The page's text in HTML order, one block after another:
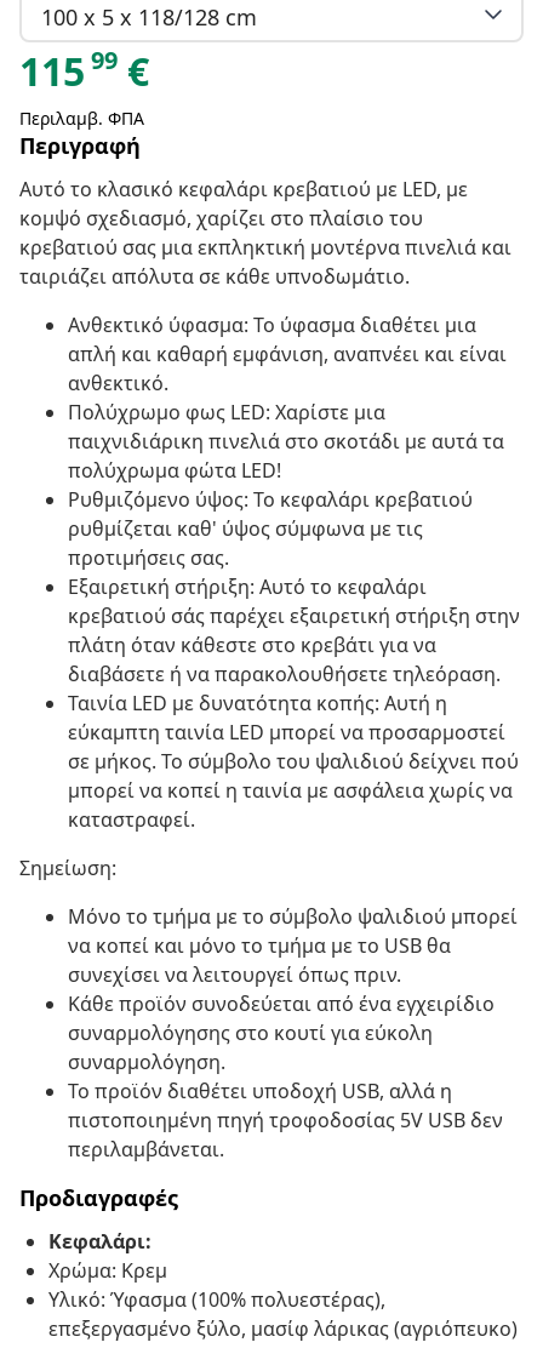
100 x 5 x 118/128 cm
115 99 €
Περιλαμβ. ΦΠΑ
Περιγραφή
Αυτό το κλασικό κεφαλάρι κρεβατιού με LED, με
κομψό σχεδιασμό, χαρίζει στο πλαίσιο του
κρεβατιού σας μια εκπληκτική μοντέρνα πινελιά και
ταιριάζει απόλυτα σε κάθε υπνοδωμάτιο.
Ανθεκτικό ύφασμα: Το ύφασμα διαθέτει μια
απλή και καθαρή εμφάνιση, αναπνέει και είναι
ανθεκτικό.
Πολύχρωμο φως LED: Χαρίστε μια
παιχνιδιάρικη πινελιά στο σκοτάδι με αυτά τα
πολύχρωμα φώτα LED!
Ρυθμιζόμενο ύψος: Το κεφαλάρι κρεβατιού
ρυθμίζεται καθ' ύψος σύμφωνα με τις
προτιμήσεις σας.
Εξαιρετική στήριξη: Αυτό το κεφαλάρι
κρεβατιού σάς παρέχει εξαιρετική στήριξη στην
πλάτη όταν κάθεστε στο κρεβάτι για να
διαβάσετε ή να παρακολουθήσετε τηλεόραση.
Ταινία LED με δυνατότητα κοπής: Αυτή η
εύκαμπτη ταινία LED μπορεί να προσαρμοστεί
σε μήκος. Το σύμβολο του ψαλιδιού δείχνει πού
μπορεί να κοπεί η ταινία με ασφάλεια χωρίς να
καταστραφεί.
Σημείωση:
Μόνο το τμήμα με το σύμβολο ψαλιδιού μπορεί
να κοπεί και μόνο το τμήμα με το USB θα
συνεχίσει να λειτουργεί όπως πριν.
Κάθε προϊόν συνοδεύεται από ένα εγχειρίδιο
συναρμολόγησης στο κουτί για εύκολη
συναρμολόγηση.
Το προϊόν διαθέτει υποδοχή USB, αλλά η
πιστοποιημένη πηγή τροφοδοσίας 5V USB δεν
περιλαμβάνεται.
Προδιαγραφές
Κεφαλάρι:
Χρώμα: Κρεμ
Υλικό: Ύφασμα (100% πολυεστέρας),
επεξεργασμένο ξύλο, μασίφ λάρικας (αγριόπευκο)